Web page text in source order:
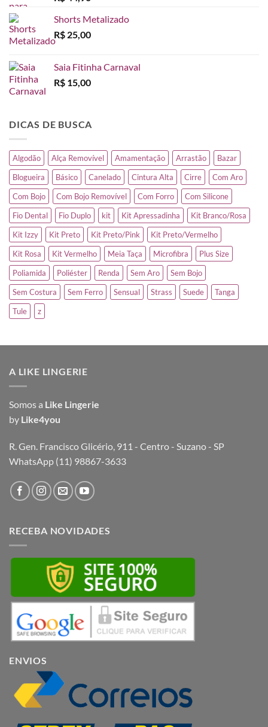
Shorts Metalizado
R$ 25,00
Saia Fitinha Carnaval
R$ 15,00
DICAS DE BUSCA
Algodão Alça Removível Amamentação Arrastão
Bazar
Blogueira
Básico Canelado Cintura Alta Cirre
Com Aro
Com Bojo
Com Bojo Removível Com Forro
Com Silicone
Fio Dental
Fio Duplo kit Kit Apressadinha
Kit Branco/Rosa
Kit Izzy
Kit Preto Kit Preto/Pink
Kit Preto/Vermelho
Kit Rosa
Kit Vermelho Meia Taça Microfibra
Plus Size
Poliamida
Poliéster Renda Sem Aro
Sem Bojo
Sem Costura
Sem Ferro Sensual Strass Suede
Tanga
Tule
z
A LIKE LINGERIE
Somos a Like Lingerie
by Like4you
R. Gen. Francisco Glicério, 911 - Centro - Suzano - SP
WhatsApp (11) 98867-3633
RECEBA NOVIDADES
ENVIOS